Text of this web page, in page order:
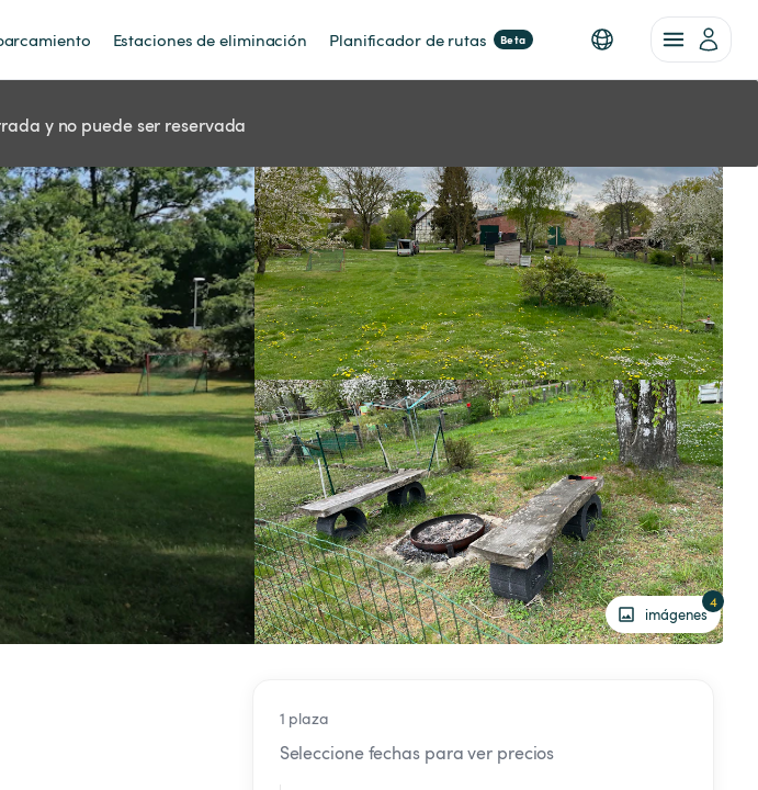
Estaciones de eliminación Planificador de rutas Beta
y no puede ser reservada
imágenes
4
1 plaza
Seleccione fechas para ver precios